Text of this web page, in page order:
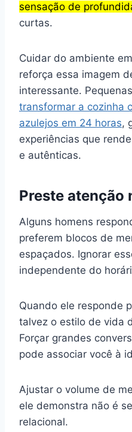
sensação de
curtas.
Cuidar do ambiente
reforça essa imagem
interessante.
transformar a cozinha
azulejos em 24 horas,
experiências que
e autênticas.
Preste atenção
Alguns homens
preferem blocos de
espaçados. Ignorar
independente do
Quando ele responde
talvez o estilo de vida
Forçar grandes
pode associar você à
Ajustar o volume de
ele demonstra não é
relacional.